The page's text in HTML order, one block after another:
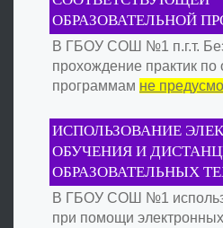
ОБРАЗОВАТЕЛЬНОЙ
В ГБОУ СОШ №1 п.г.т.
прохождение практик
программам не
ИСПОЛЬЗОВАНИЕ
ОБУЧЕНИЯ И
ОБРАЗОВАТЕЛЬНЫХ
В ГБОУ СОШ №1
при помощи